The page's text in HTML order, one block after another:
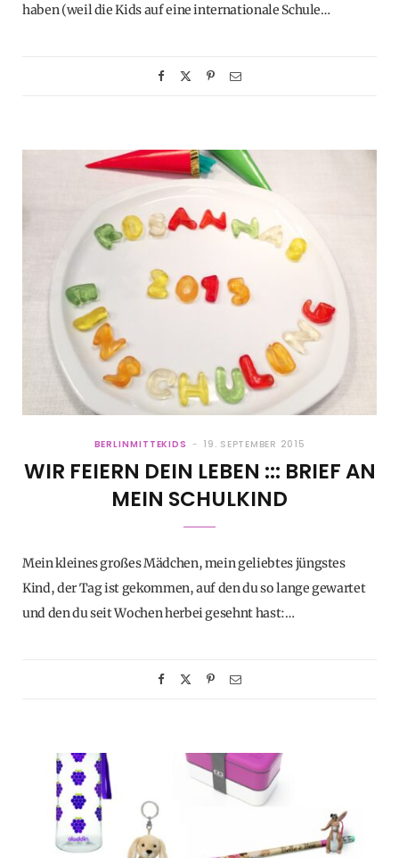
haben (weil die Kids auf eine internationale Schule…
BERLINMITTEKIDS 19. SEPTEMBER 2015
WIR FEIERN DEIN LEBEN ::: BRIEF AN
MEIN SCHULKIND
Mein kleines großes Mädchen, mein geliebtes jüngstes
Kind, der Tag ist gekommen, auf den du so lange gewartet
und den du seit Wochen herbei gesehnt hast:…